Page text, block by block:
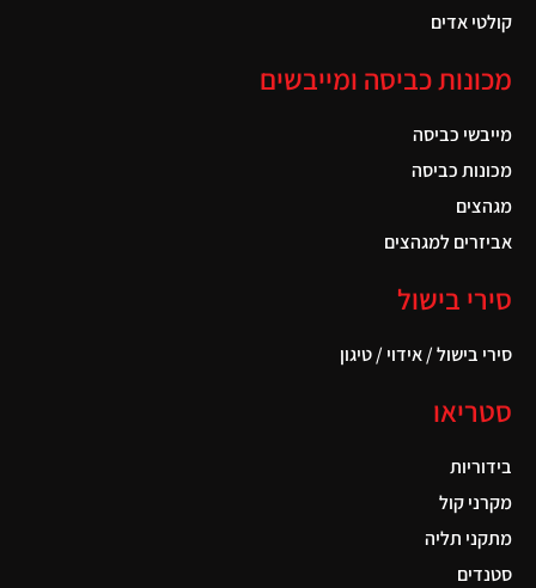
קולטי אדים
מכונות כביסה ומייבשים
מייבשי כביסה
מכונות כביסה
מגהצים
אביזרים למגהצים
סירי בישול
סירי בישול / אידוי / טיגון
סטריאו
בידוריות
מקרני קול
מתקני תליה
סטנדים